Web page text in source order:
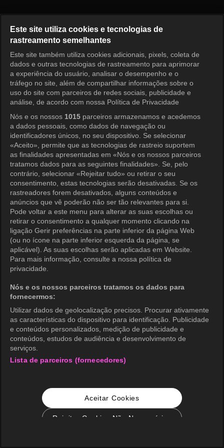
Entrar
Este site utiliza cookies e tecnologias de
rastreamento semelhantes
Este site também utiliza cookies adicionais, pixels, coleta de
dados e outras tecnologias de rastreamento para aprimorar
a experiência do usuário, analisar o desempenho e o
tráfego no site, além de compartilhar informações sobre o
uso do site com parceiros de redes sociais, publicidade e
análise, de acordo com nossa Política de Privacidade
Nós e os nossos 1015 parceiros armazenamos e acedemos
a dados pessoais, como dados de navegação ou
identificadores únicos, no seu dispositivo. Se selecionar
«Aceito», permite que as tecnologias de rastreio suportem
as finalidades apresentadas em «Nós e os nossos parceiros
tratamos dados para as seguintes finalidades». Se, pelo
contrário, selecionar «Rejeitar tudo» ou retirar o seu
consentimento, estas tecnologias serão desativadas. Se os
rastreadores forem desativados, alguns conteúdos e
anúncios que vê poderão não ser tão relevantes para si.
Pode voltar a este menu para alterar as suas escolhas ou
retirar o consentimento a qualquer momento clicando na
ligação Gerir preferências na parte inferior da página Web
(ou no ícone na parte inferior esquerda da página, se
aplicável). As suas escolhas serão aplicadas em Website.
Para mais informação, consulte a nossa política de
privacidade.
Nós e os nossos parceiros tratamos os dados para
fornecermos:
Utilizar dados de geolocalização precisos. Procurar ativamente
as características do dispositivo para identificação. Publicidade
e conteúdos personalizados, medição de publicidade e
conteúdos, estudos de audiência e desenvolvimento de
serviços.
Lista de parceiros (fornecedores)
Aceitar Cookies
Rejeitar Cookies Não Necessários